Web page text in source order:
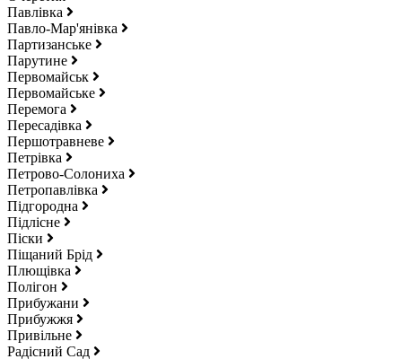
Павлівка
Павло-Мар'янівка
Партизанське
Парутине
Первомайськ
Первомайське
Перемога
Пересадівка
Першотравневе
Петрівка
Петрово-Солониха
Петропавлівка
Підгородна
Підлісне
Піски
Піщаний Брід
Плющівка
Полігон
Прибужани
Прибужжя
Привільне
Радісний Сад